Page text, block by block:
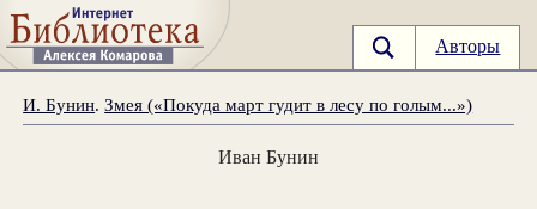
Авторы
И. Бунин.Змея («Покуда март гудит в лесу по голым...»)
Иван Бунин